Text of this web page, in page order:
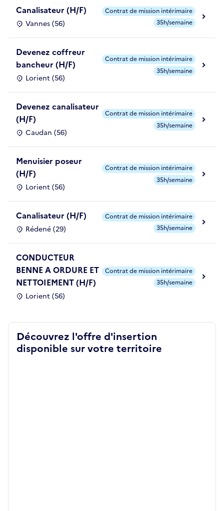
Canalisateur (H/F)
Vannes (56)
Contrat de mission intérimaire
35h/semaine
Devenez coffreur
bancheur (H/F)
Lorient (56)
Contrat de mission intérimaire
35h/semaine
Devenez canalisateur
(H/F)
Caudan (56)
Contrat de mission intérimaire
35h/semaine
Menuisier poseur
(H/F)
Lorient (56)
Contrat de mission intérimaire
35h/semaine
Canalisateur (H/F)
Rédené (29)
Contrat de mission intérimaire
35h/semaine
CONDUCTEUR
BENNE A ORDURE ET
NETTOIEMENT (H/F)
Lorient (56)
Contrat de mission intérimaire
35h/semaine
Découvrez l'offre d'insertion
disponible sur votre territoire